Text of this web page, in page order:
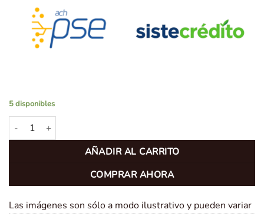
5 disponibles
Malta Goldswaen Brown Light x 1 Kg cantidad
AÑADIR AL CARRITO
COMPRAR AHORA
Las imágenes son sólo a modo ilustrativo y pueden variar